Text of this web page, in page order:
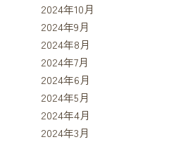
2024年10月
2024年9月
2024年8月
2024年7月
2024年6月
2024年5月
2024年4月
2024年3月